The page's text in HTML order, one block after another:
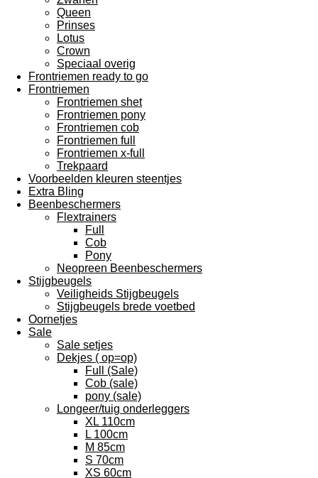
Queen
Prinses
Lotus
Crown
Speciaal overig
Frontriemen ready to go
Frontriemen
Frontriemen shet
Frontriemen pony
Frontriemen cob
Frontriemen full
Frontriemen x-full
Trekpaard
Voorbeelden kleuren steentjes
Extra Bling
Beenbeschermers
Flextrainers
Full
Cob
Pony
Neopreen Beenbeschermers
Stijgbeugels
Veiligheids Stijgbeugels
Stijgbeugels brede voetbed
Oornetjes
Sale
Sale setjes
Dekjes ( op=op)
Full (Sale)
Cob (sale)
pony (sale)
Longeer/tuig onderleggers
XL 110cm
L 100cm
M 85cm
S 70cm
XS 60cm